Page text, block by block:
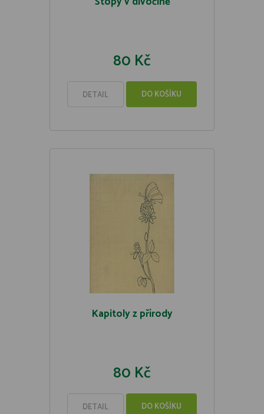
80 Kč
DETAIL DO KOŠÍKU
Kapitoly z přírody
80 Kč
DETAIL DO KOŠÍKU